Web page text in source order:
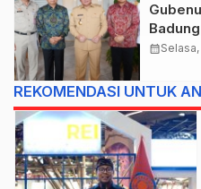
Gaspol
calendar_month
REKOMENDASI UNTUK